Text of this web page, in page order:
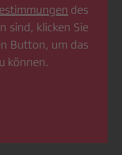
des
sind, klicken Sie
Button, um das
können.